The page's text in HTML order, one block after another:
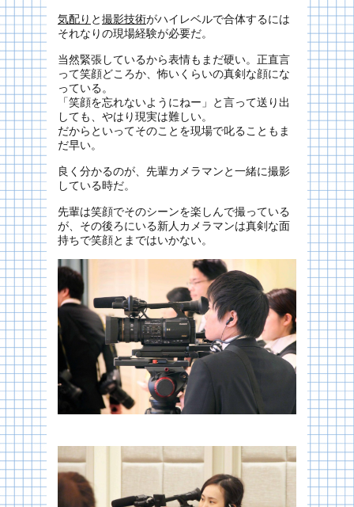
気配り と撮影技術がハイレベルで合体するには
それなりの現場経験が必要だ。
当然緊張しているから表情もまだ硬い。正直言
って笑顔どころか、怖いくらいの真剣な顔にな
っている。
「笑顔を忘れないようにねー」と言って送り出
しても、やはり現実は難しい。
だからといってそのことを現場で叱ることもま
だ早い。
良く分かるのが、先輩カメラマンと一緒に撮影
している時だ。
先輩は笑顔でそのシーンを楽しんで撮っている
が、その後ろにいる新人カメラマンは真剣な面
持ちで笑顔とまではいかない。